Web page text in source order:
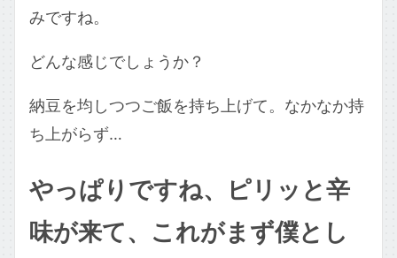
みですね。
どんな感じでしょうか？
納豆を均しつつご飯を持ち上げて。なかなか持
ち上がらず…
やっぱりですね、ピリッと辛
味が来て、これがまず僕とし